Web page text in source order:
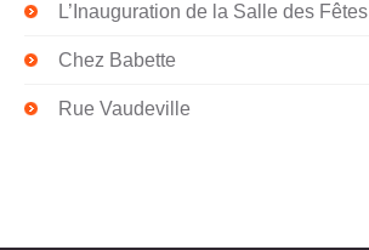
L’Inauguration de la Salle des Fêtes
Chez Babette
Rue Vaudeville